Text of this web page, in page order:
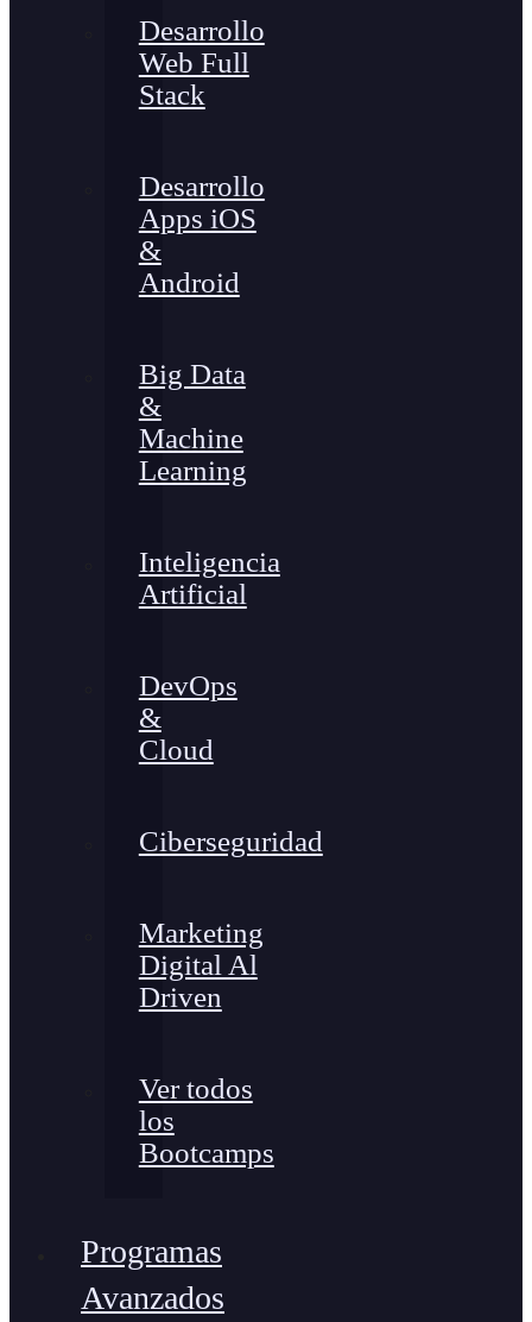
Desarrollo
Web Full
Stack
Desarrollo
Apps iOS
&
Android
Big Data
&
Machine
Learning
Inteligencia
Artificial
DevOps
&
Cloud
Ciberseguridad
Marketing
Digital Al
Driven
Ver todos
los
Bootcamps
Programas
Avanzados